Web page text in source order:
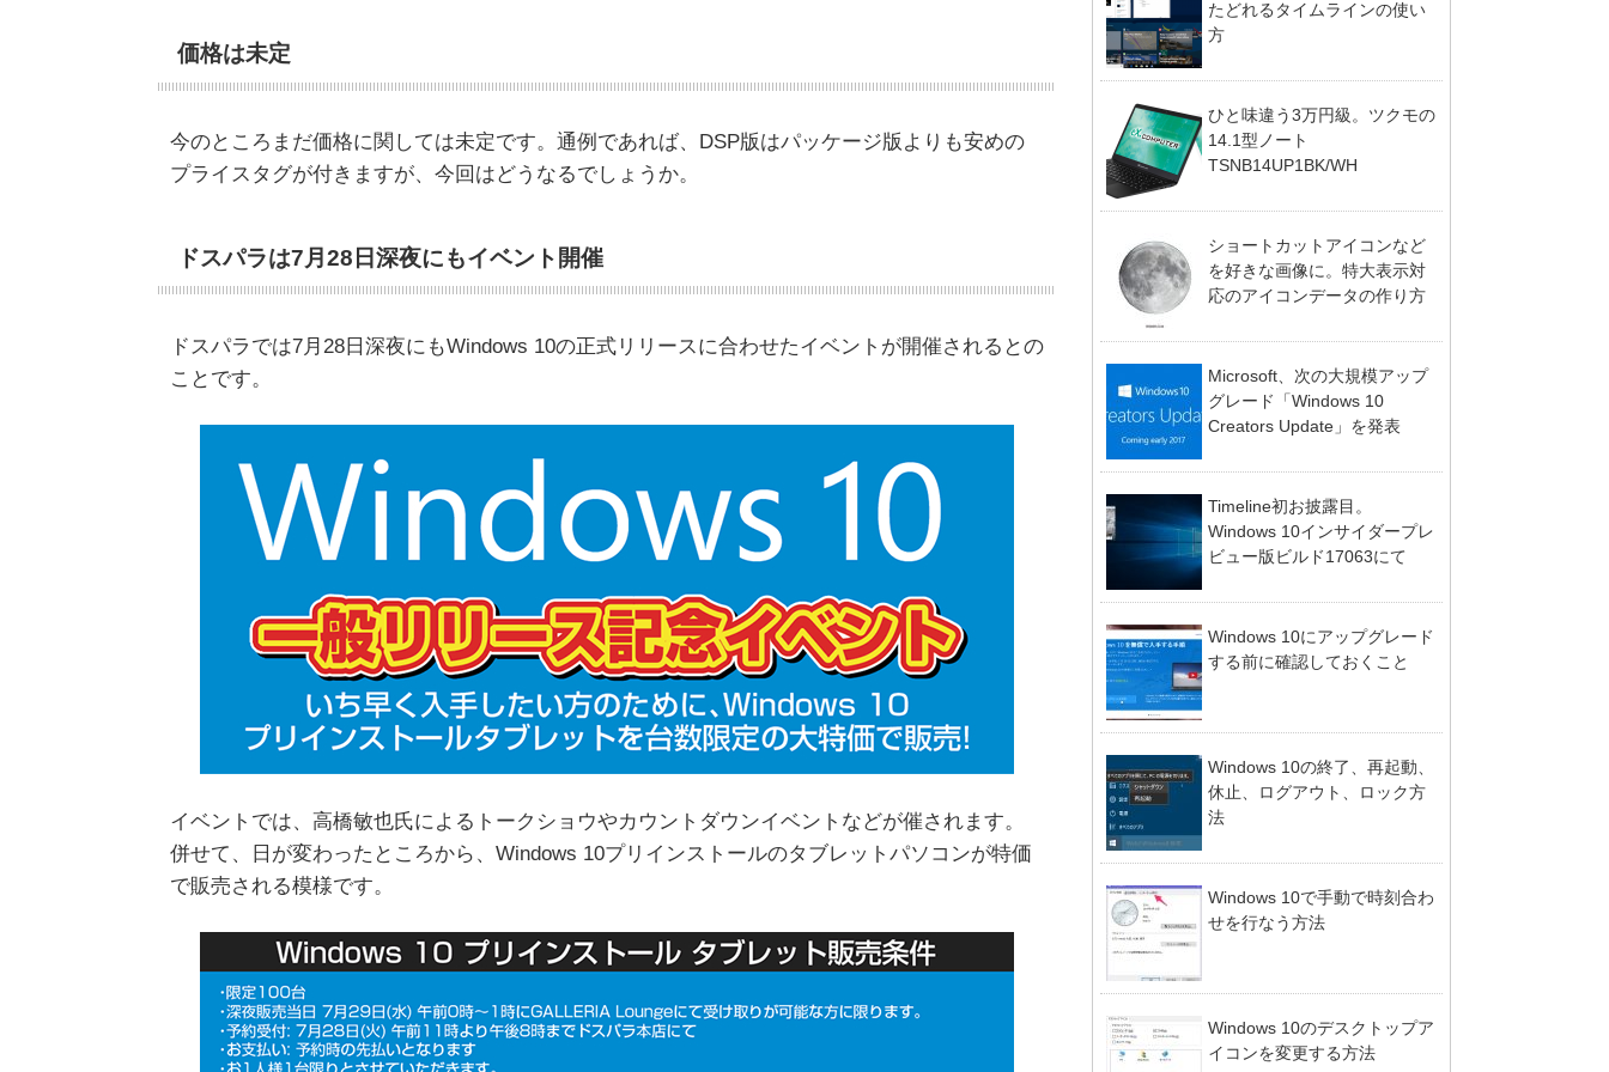
価格は未定
今のところまだ価格に関しては未定です。通例であれば、DSP版はパッケージ版よりも安めの
プライスタグが付きますが、今回はどうなるでしょうか。
ドスパラは7月28日深夜にもイベント開催
ドスパラでは7月28日深夜にもWindows 10の正式リリースに合わせたイベントが開催されるとの
ことです。
イベントでは、高橋敏也氏によるトークショウやカウントダウンイベントなどが催されます。
併せて、日が変わったところから、Windows 10プリインストールのタブレットパソコンが特価
で販売される模様です。
たどれるタイムラインの使い
方
ひと味違う3万円級。ツクモの
14.1型ノート
TSNB14UP1BK/WH
ショートカットアイコンなど
を好きな画像に。特大表示対
応のアイコンデータの作り方
Microsoft、次の大規模アップ
グレード「Windows 10
Creators Update」を発表
Timeline初お披露目。
Windows 10インサイダープレ
ビュー版ビルド17063にて
Windows 10にアップグレード
する前に確認しておくこと
Windows 10の終了、再起動、
休止、ログアウト、ロック方
法
Windows 10で手動で時刻合わ
せを行なう方法
Windows 10のデスクトップア
イコンを変更する方法